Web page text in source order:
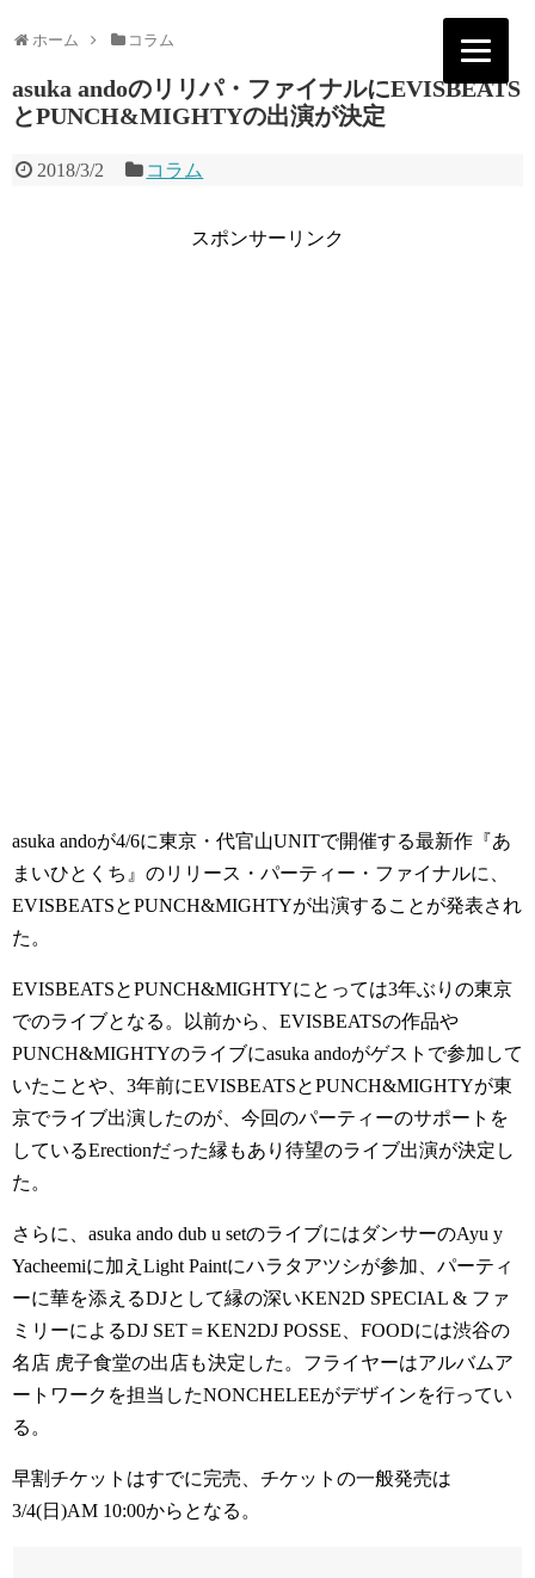
ホーム コラム
asuka andoのリリパ・ファイナルにEVISBEATS
とPUNCH&MIGHTYの出演が決定
2018/3/2 コラム
スポンサーリンク
asuka andoが4/6に東京・代官山UNITで開催する最新作『あ
まいひとくち』のリリース・パーティー・ファイナルに、
EVISBEATSとPUNCH&MIGHTYが出演することが発表され
た。
EVISBEATSとPUNCH&MIGHTYにとっては3年ぶりの東京
でのライブとなる。以前から、EVISBEATSの作品や
PUNCH&MIGHTYのライブにasuka andoがゲストで参加して
いたことや、3年前にEVISBEATSとPUNCH&MIGHTYが東
京でライブ出演したのが、今回のパーティーのサポートを
しているErectionだった縁もあり待望のライブ出演が決定し
た。
さらに、asuka ando dub u setのライブにはダンサーのAyu y
Yacheemiに加えLight Paintにハラタアツシが参加、パーティ
ーに華を添えるDJとして縁の深いKEN2D SPECIAL & ファ
ミリーによるDJ SET＝KEN2DJ POSSE、FOODには渋谷の
名店 虎子食堂の出店も決定した。フライヤーはアルバムア
ートワークを担当したNONCHELEEがデザインを行ってい
る。
早割チケットはすでに完売、チケットの一般発売は
3/4(日)AM 10:00からとなる。